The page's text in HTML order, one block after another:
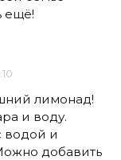
ещё!
лимонад!
и воду.
и
добавить